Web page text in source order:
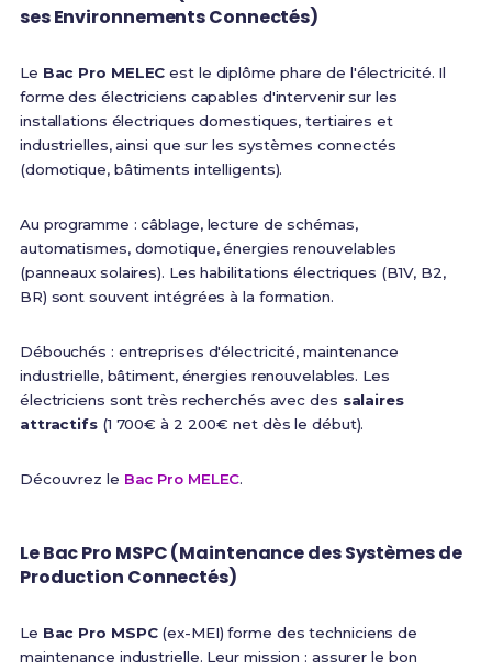
ses Environnements Connectés)
Le Bac Pro MELEC est le diplôme phare de l'électricité. Il
forme des électriciens capables d'intervenir sur les
installations électriques domestiques, tertiaires et
industrielles, ainsi que sur les systèmes connectés
(domotique, bâtiments intelligents).
Au programme : câblage, lecture de schémas,
automatismes, domotique, énergies renouvelables
(panneaux solaires). Les habilitations électriques (B1V, B2,
BR) sont souvent intégrées à la formation.
Débouchés : entreprises d'électricité, maintenance
industrielle, bâtiment, énergies renouvelables. Les
électriciens sont très recherchés avec des salaires
attractifs(1 700€ à 2 200€ net dès le début).
Découvrez le Bac Pro MELEC.
Le Bac Pro MSPC (Maintenance des Systèmes de
Production Connectés)
Le Bac Pro MSPC(ex-MEI) forme des techniciens de
maintenance industrielle. Leur mission : assurer le bon